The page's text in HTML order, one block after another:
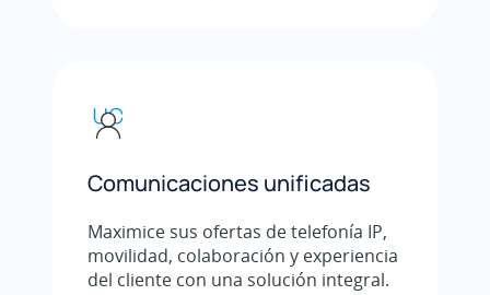
Comunicaciones unificadas
Maximice sus ofertas de telefonía IP,
movilidad, colaboración y experiencia
del cliente con una solución integral.